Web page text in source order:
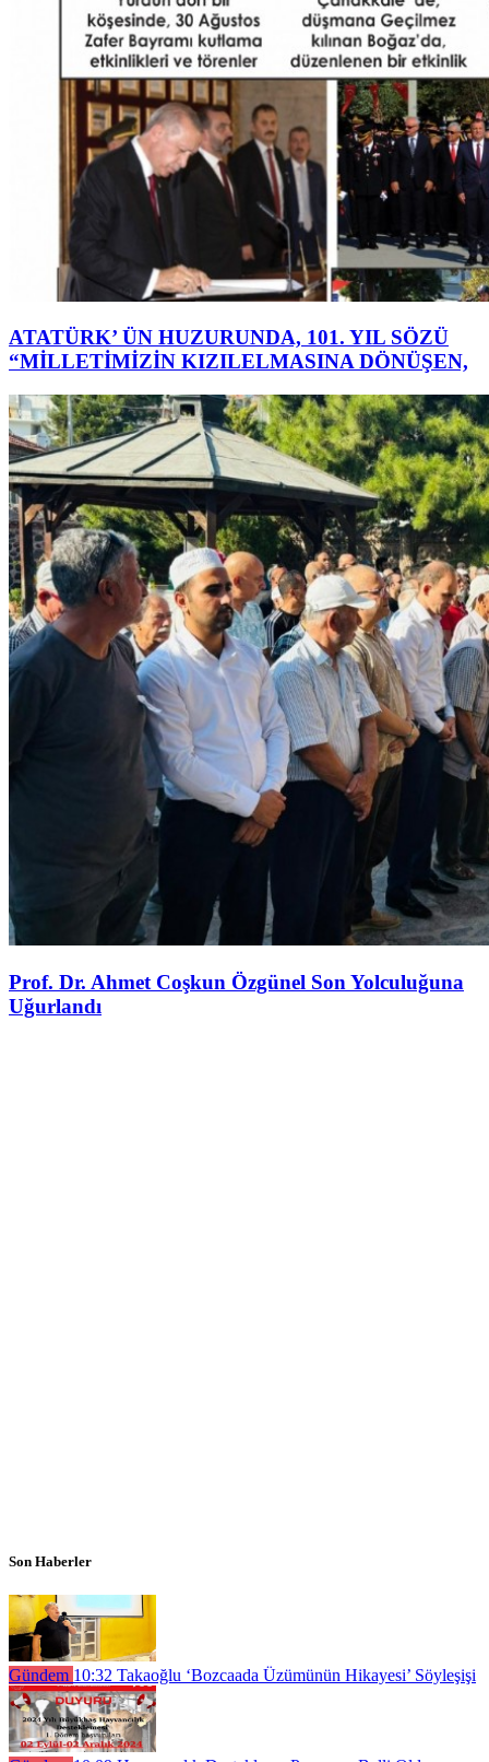
ATATÜRK’ ÜN HUZURUNDA, 101. YIL SÖZÜ
“MİLLETİMİZİN KIZILELMASINA DÖNÜŞEN,
Prof. Dr. Ahmet Coşkun Özgünel Son Yolculuğuna
Uğurlandı
Son Haberler
Gündem 10:32 Takaoğlu ‘Bozcaada Üzümünün Hikayesi’ Söyleşişi